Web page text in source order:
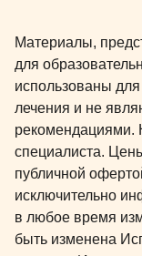
Материалы,
для
использованы для
лечения и не
рекомендациями.
специалиста.
публичной
исключительно
в любое время
быть изменена